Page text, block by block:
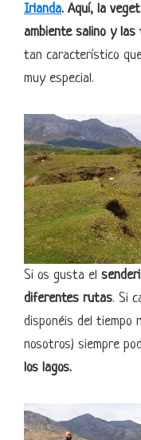
Irlanda. Aquí, la
ambiente salino y
tan característico
muy especial.
Si os gusta el
diferentes rutas. Si
disponéis del tiempo
nosotros) siempre
los lagos.